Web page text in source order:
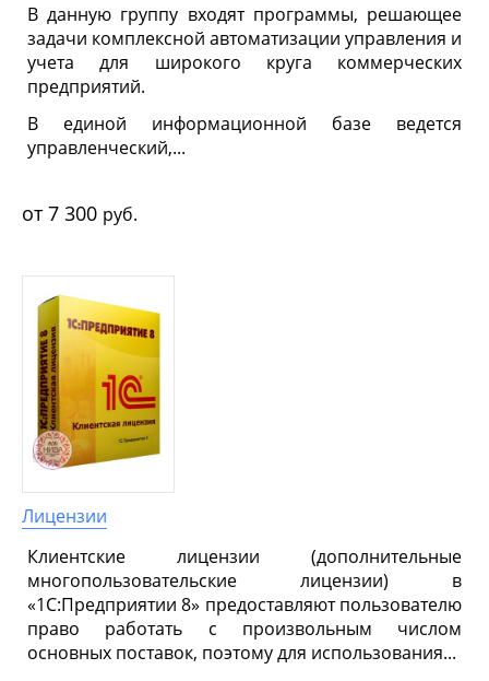
В данную группу входят программы, решающее
задачи комплексной автоматизации управления и
учета для широкого круга коммерческих
предприятий.
В единой информационной базе ведется
управленческий,...
7 300 руб.
Лицензии
Клиентские лицензии (дополнительные
многопользовательские лицензии) в
«1С:Предприятии 8» предоставляют пользователю
право работать с произвольным числом
основных поставок, поэтому для использования...